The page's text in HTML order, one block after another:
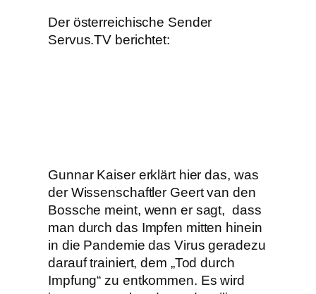
Der österreichische Sender
Servus.TV berichtet:
Gunnar Kaiser erklärt hier das, was
der Wissenschaftler Geert van den
Bossche meint, wenn er sagt, dass
man durch das Impfen mitten hinein
in die Pandemie das Virus geradezu
darauf trainiert, dem „Tod durch
Impfung“ zu entkommen. Es wird